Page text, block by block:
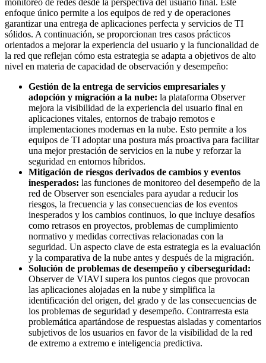
enfoque único permite a los equipos de red y de operaciones
garantizar una entrega de aplicaciones perfecta y servicios de TI
sólidos. A continuación, se proporcionan tres casos prácticos
orientados a mejorar la experiencia del usuario y la funcionalidad de
la red que reflejan cómo esta estrategia se adapta a objetivos de alto
nivel en materia de capacidad de observación y desempeño:
Gestión de la entrega de servicios empresariales y
adopción y migración a la nube: la plataforma Observer
mejora la visibilidad de la experiencia del usuario final en
aplicaciones vitales, entornos de trabajo remotos e
implementaciones modernas en la nube. Esto permite a los
equipos de TI adoptar una postura más proactiva para facilitar
una mejor prestación de servicios en la nube y reforzar la
seguridad en entornos híbridos.
Mitigación de riesgos derivados de cambios y eventos
inesperados: las funciones de monitoreo del desempeño de la
red de Observer son esenciales para ayudar a reducir los
riesgos, la frecuencia y las consecuencias de los eventos
inesperados y los cambios continuos, lo que incluye desafíos
como retrasos en proyectos, problemas de cumplimiento
normativo y medidas correctivas relacionadas con la
seguridad. Un aspecto clave de esta estrategia es la evaluación
y la comparativa de la nube antes y después de la migración.
Solución de problemas de desempeño y ciberseguridad:
Observer de VIAVI supera los puntos ciegos que provocan
las aplicaciones alojadas en la nube y simplifica la
identificación del origen, del grado y de las consecuencias de
los problemas de seguridad y desempeño. Contrarresta esta
problemática apartándose de respuestas aisladas y comentarios
subjetivos de los usuarios en favor de la visibilidad de la red
de extremo a extremo e inteligencia predictiva.